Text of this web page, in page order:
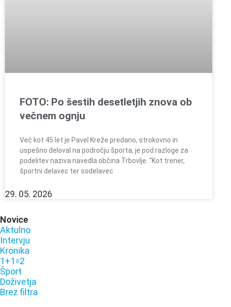
FOTO: Po šestih desetletjih znova ob
večnem ognju
Več kot 45 let je Pavel Kreže predano, strokovno in
uspešno deloval na področju športa, je pod razloge za
podelitev naziva navedla občina Trbovlje. “Kot trener,
športni delavec ter sodelavec
29. 05. 2026
Novice
Aktulno
Intervju
Kronika
1+1=2
Šport
Doživetja
Brez filtra